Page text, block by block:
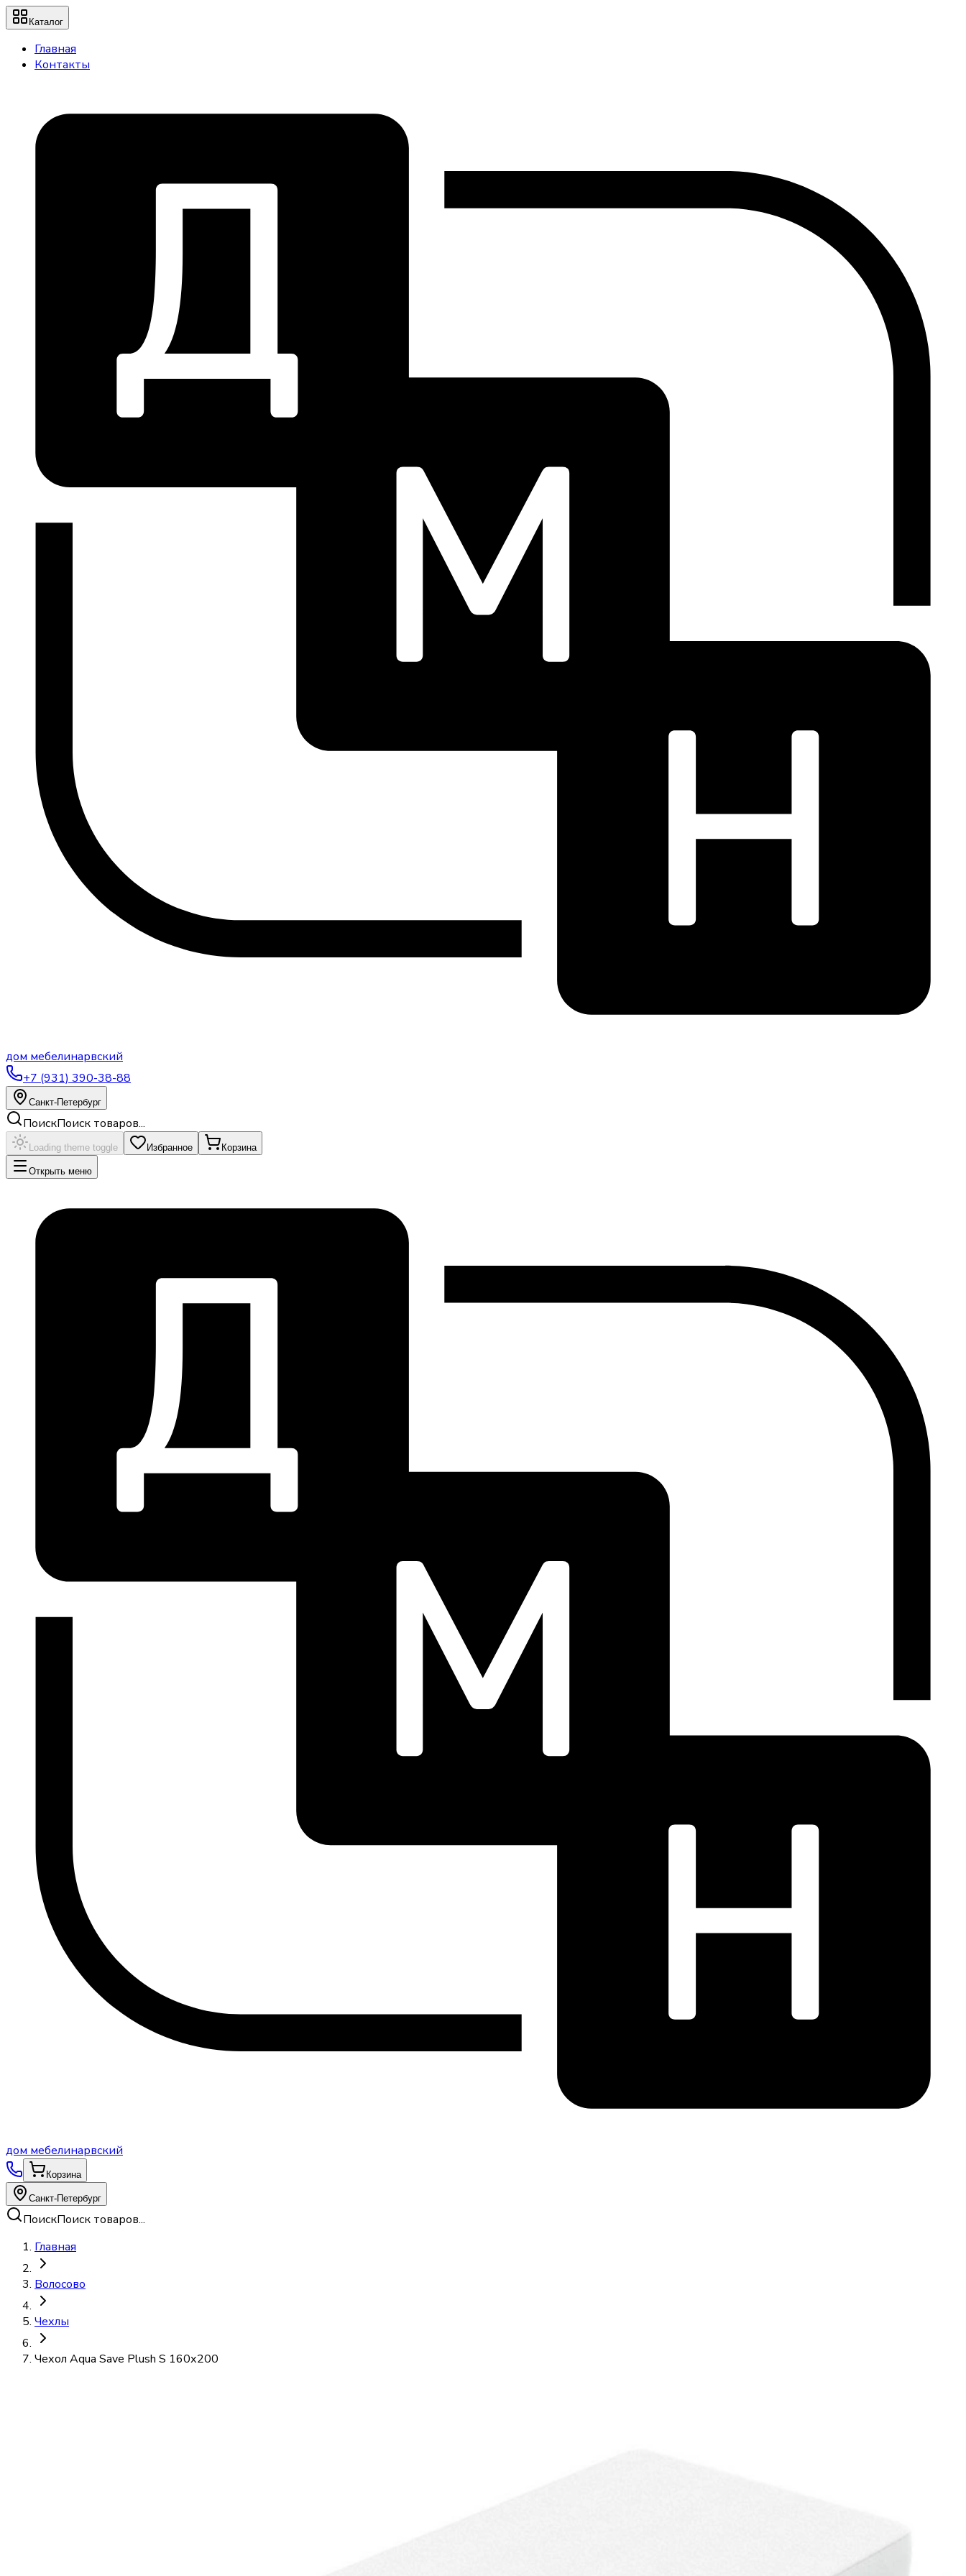
Каталог
Главная
Контакты
дом мебелинарвский
+7 (931) 390-38-88
Санкт-Петербург
ПоискПоиск товаров...
Loading theme toggle Избранное Корзина
Открыть меню
доммебелинарвский
Корзина
Санкт-Петербург
ПоискПоиск товаров...
Главная
Волосово
Чехлы
Чехол Aqua Save Plush S 160х200